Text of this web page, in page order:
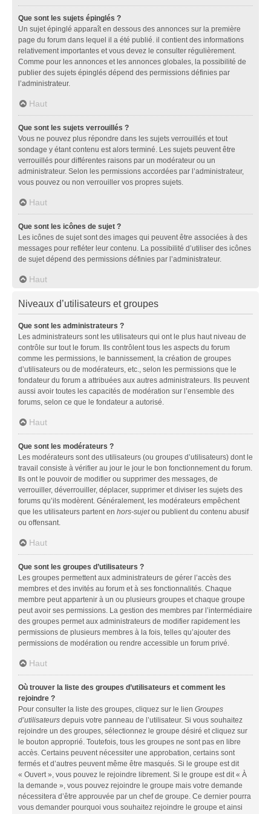
Que sont les sujets épinglés ?
Un sujet épinglé apparaît en dessous des annonces sur la première
page du forum dans lequel il a été publié. il contient des informations
relativement importantes et vous devez le consulter régulièrement.
Comme pour les annonces et les annonces globales, la possibilité de
publier des sujets épinglés dépend des permissions définies par
l’administrateur.
Haut
Que sont les sujets verrouillés ?
Vous ne pouvez plus répondre dans les sujets verrouillés et tout
sondage y étant contenu est alors terminé. Les sujets peuvent être
verrouillés pour différentes raisons par un modérateur ou un
administrateur. Selon les permissions accordées par l’administrateur,
vous pouvez ou non verrouiller vos propres sujets.
Haut
Que sont les icônes de sujet ?
Les icônes de sujet sont des images qui peuvent être associées à des
messages pour refléter leur contenu. La possibilité d’utiliser des icônes
de sujet dépend des permissions définies par l’administrateur.
Haut
Niveaux d’utilisateurs et groupes
Que sont les administrateurs ?
Les administrateurs sont les utilisateurs qui ont le plus haut niveau de
contrôle sur tout le forum. Ils contrôlent tous les aspects du forum
comme les permissions, le bannissement, la création de groupes
d’utilisateurs ou de modérateurs, etc., selon les permissions que le
fondateur du forum a attribuées aux autres administrateurs. Ils peuvent
aussi avoir toutes les capacités de modération sur l’ensemble des
forums, selon ce que le fondateur a autorisé.
Haut
Que sont les modérateurs ?
Les modérateurs sont des utilisateurs (ou groupes d’utilisateurs) dont le
travail consiste à vérifier au jour le jour le bon fonctionnement du forum.
Ils ont le pouvoir de modifier ou supprimer des messages, de
verrouiller, déverrouiller, déplacer, supprimer et diviser les sujets des
forums qu’ils modèrent. Généralement, les modérateurs empêchent
que les utilisateurs partent en hors-sujetou publient du contenu abusif
ou offensant.
Haut
Que sont les groupes d’utilisateurs ?
Les groupes permettent aux administrateurs de gérer l’accès des
membres et des invités au forum et à ses fonctionnalités. Chaque
membre peut appartenir à un ou plusieurs groupes et chaque groupe
peut avoir ses permissions. La gestion des membres par l’intermédiaire
des groupes permet aux administrateurs de modifier rapidement les
permissions de plusieurs membres à la fois, telles qu’ajouter des
permissions de modération ou rendre accessible un forum privé.
Haut
Où trouver la liste des groupes d’utilisateurs et comment les
rejoindre ?
Pour consulter la liste des groupes, cliquez sur le lien Groupes
d’utilisateurs depuis votre panneau de l’utilisateur. Si vous souhaitez
rejoindre un des groupes, sélectionnez le groupe désiré et cliquez sur
le bouton approprié. Toutefois, tous les groupes ne sont pas en libre
accès. Certains peuvent nécessiter une approbation, certains sont
fermés et d’autres peuvent même être masqués. Si le groupe est dit
« Ouvert », vous pouvez le rejoindre librement. Si le groupe est dit « À
la demande », vous pouvez rejoindre le groupe mais votre demande
nécessitera d’être approuvée par un chef de groupe. Ce dernier pourra
vous demander pourquoi vous souhaitez rejoindre le groupe et ainsi